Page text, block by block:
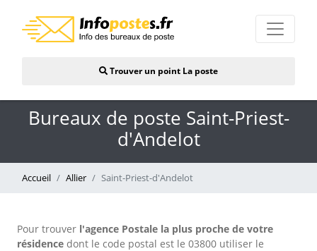
Trouver un point La poste
Bureaux de poste Saint-Priest-
d'Andelot
Accueil Allier Saint-Priest-d'Andelot
Pour trouver l'agence Postale la plus proche de votre
résidence dont le code postal est le 03800 utiliser le